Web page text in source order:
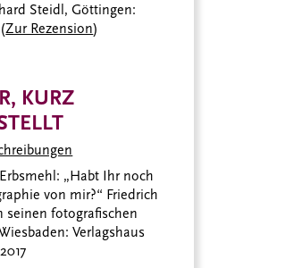
Steidl, Göttingen:
Zur Rezension)
KURZ
„Habt Ihr noch
von mir?“ Friedrich
seinen fotografischen
Verlagshaus